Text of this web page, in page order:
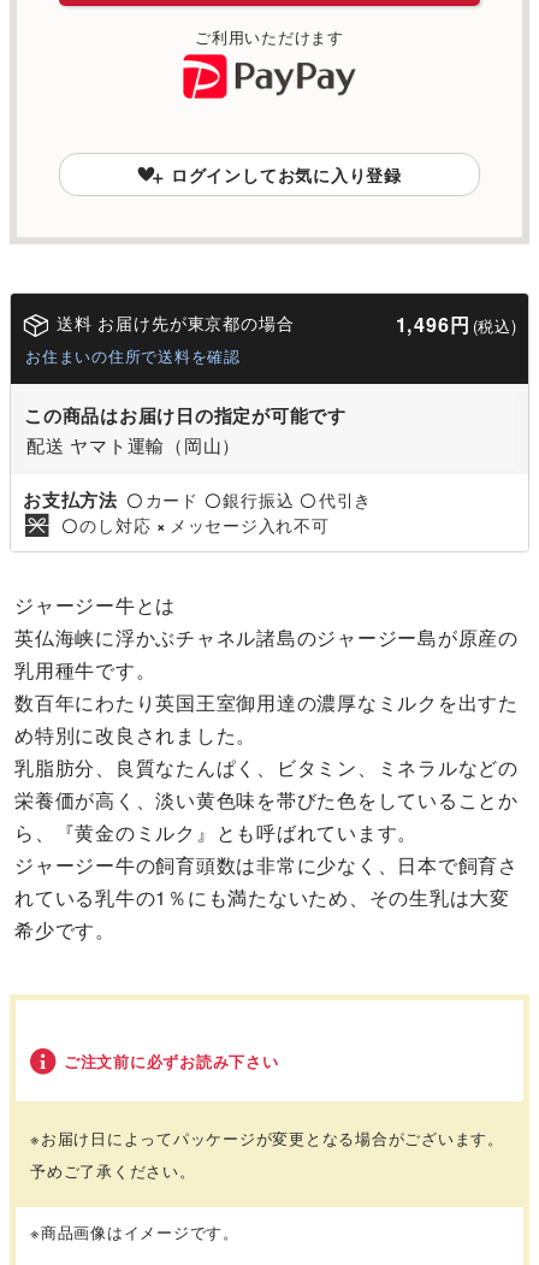
ご利用いただけます
ログインしてお気に入り登録
送料 お届け先が東京都の場合 1,496円 (税込)
お住まいの住所で送料を確認
この商品はお届け日の指定が可能です
配送 ヤマト運輸（岡山）
お支払方法 〇 カード 〇銀行振込 〇代引き
〇のし対応 × メッセージ入れ不可
ジャージー牛とは
英仏海峡に浮かぶチャネル諸島のジャージー島が原産の
乳用種牛です。
数百年にわたり英国王室御用達の濃厚なミルクを出すた
め特別に改良されました。
乳脂肪分、良質なたんぱく、ビタミン、ミネラルなどの
栄養価が高く、淡い黄色味を帯びた色をしていることか
ら、『黄金のミルク』とも呼ばれています。
ジャージー牛の飼育頭数は非常に少なく、日本で飼育さ
れている乳牛の1％にも満たないため、その生乳は大変
希少です。
ご注文前に必ずお読み下さい
※お届け日によってパッケージが変更となる場合がございます。
予めご了承ください。
※商品画像はイメージです。